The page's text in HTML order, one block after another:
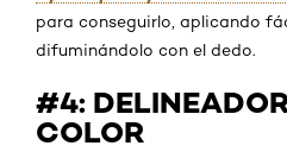
para conseguirlo, aplicando
difuminándolo con el dedo.
#4:
COLOR